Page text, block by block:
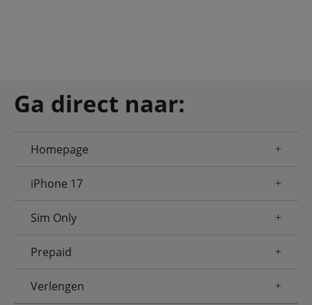
Ga direct naar:
Homepage
iPhone 17
Sim Only
Prepaid
Verlengen